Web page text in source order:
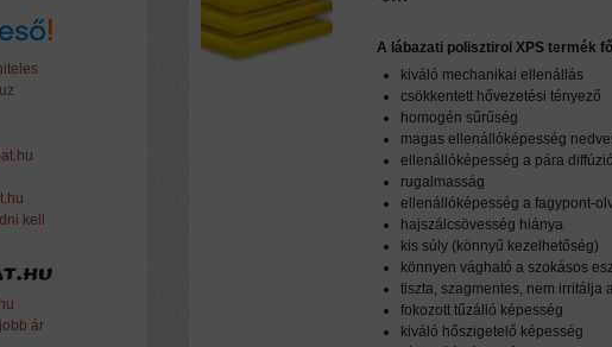
kell
ár
A lábazati polisztirol XPS termék
kiváló mechanikai ellenállás
csökkentett hővezetési tényező
homogén sűrűség
magas ellenállóképesség
ellenállóképesség a pára
rugalmasság
ellenállóképesség a fagypont-
hajszálcsövesség hiánya
kis súly (könnyű kezelhetőség)
könnyen vágható a szokásos
tiszta, szagmentes, nem irritálja
fokozott tűzálló képesség
kiváló hőszigetelő képesség